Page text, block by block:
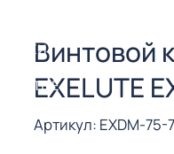
Винтовой
EXELUTE
Артикул: EXDM-75-
РЕЗКИ